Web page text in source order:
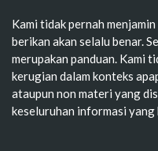
Kami tidak pernah
berikan akan selalu benar.
merupakan panduan. Kami
kerugian dalam konteks
ataupun non materi yang
keseluruhan informasi